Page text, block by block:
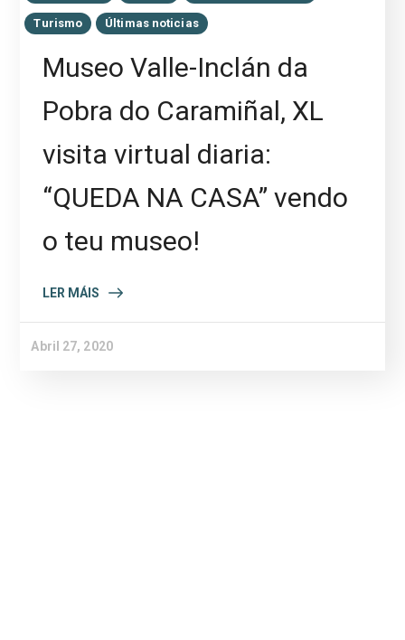
Turismo Últimas noticias
Museo Valle-Inclán da
Pobra do Caramiñal, XL
visita virtual diaria:
“QUEDA NA CASA” vendo
o teu museo!
LER MÁIS
Abril 27, 2020